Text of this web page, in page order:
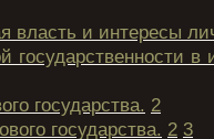
власть и интересы
государственности в
государства. 2
государства. 2 3